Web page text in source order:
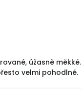
úžasně
velmi pohodlné.